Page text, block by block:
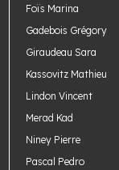
Foïs Marina
Gadebois Grégory
Giraudeau Sara
Kassovitz Mathieu
Lindon Vincent
Merad Kad
Niney Pierre
Pascal Pedro